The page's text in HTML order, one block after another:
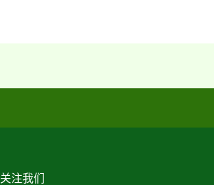
关注我们